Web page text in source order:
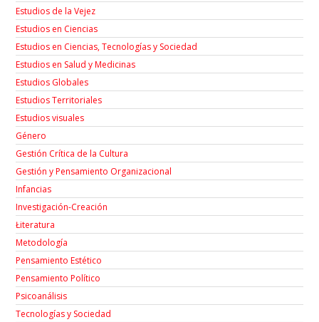
Estudios de la Vejez
Estudios en Ciencias
Estudios en Ciencias, Tecnologías y Sociedad
Estudios en Salud y Medicinas
Estudios Globales
Estudios Territoriales
Estudios visuales
Género
Gestión Crítica de la Cultura
Gestión y Pensamiento Organizacional
Infancias
Investigación-Creación
Łiteratura
Metodología
Pensamiento Estético
Pensamiento Político
Psicoanálisis
Tecnologías y Sociedad